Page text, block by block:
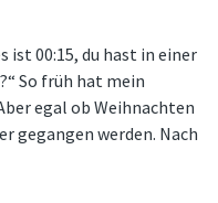
ist 00:15, du hast in einer
So früh hat mein
egal ob Weihnachten
gegangen werden. Nach